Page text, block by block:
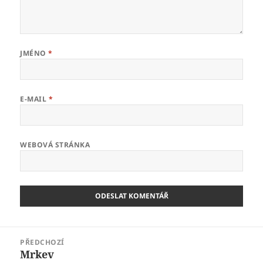
JMÉNO*
E-MAIL *
WEBOVÁ STRÁNKA
PŘEDCHOZÍ
Předchozí
Mrkev